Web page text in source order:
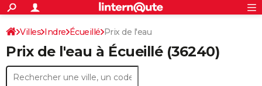
ACTUALITÉS
Politique
Société
Faits Divers
Education
Monde
Villes
+
SPORT
Coupe du monde 2026
Football
Tennis
Cyclisme
Rugby
Forum
Programme TV
TNTStreaming
Cinéma
Sorties cinéma
Musique
S'inscrire
Connexion
Villes Indre Écueillé Prix de l'eau
Prix de l'eau à Écueillé(36240)